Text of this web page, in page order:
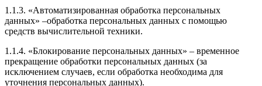
1.1.3. «Автоматизированная обработка персональных
данных» –обработка персональных данных с помощью
средств вычислительной техники.
1.1.4. «Блокирование персональных данных» – временное
прекращение обработки персональных данных (за
исключением случаев, если обработка необходима для
уточнения персональных данных).